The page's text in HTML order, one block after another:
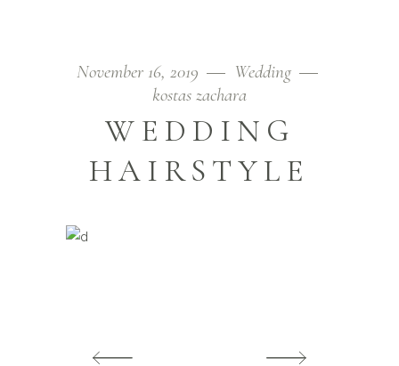
November 16, 2019
Wedding
kostas zachara
WEDDING
HAIRSTYLE